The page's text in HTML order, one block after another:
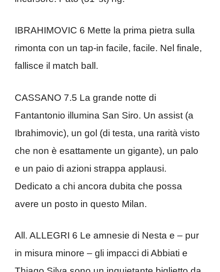
IBRAHIMOVIC 6 Mette la prima pietra sulla
rimonta con un tap-in facile, facile. Nel finale,
fallisce il match ball.
CASSANO 7.5 La grande notte di
Fantantonio illumina San Siro. Un assist (a
Ibrahimovic), un gol (di testa, una rarità visto
che non è esattamente un gigante), un palo
e un paio di azioni strappa applausi.
Dedicato a chi ancora dubita che possa
avere un posto in questo Milan.
All. ALLEGRI 6 Le amnesie di Nesta e – pur
in misura minore – gli impacci di Abbiati e